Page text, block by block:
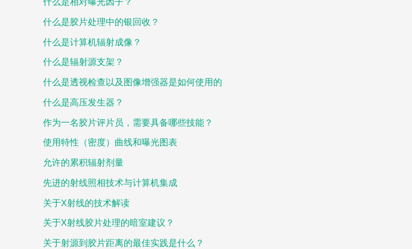
什么是胶片处理中的银回收？
什么是计算机辐射成像？
什么是辐射源支架？
什么是透视检查以及图像增强器是如何使用的
什么是高压发生器？
作为一名胶片评片员，需要具备哪些技能？
使用特性（密度）曲线和曝光图表
允许的累积辐射剂量
先进的射线照相技术与计算机集成
关于X射线的技术解读
关于X射线胶片处理的暗室建议？
关于射源到胶片距离的最佳实践是什么？